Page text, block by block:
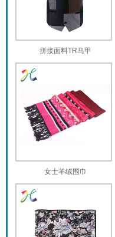
拼接面料TR马甲
女士羊绒围巾